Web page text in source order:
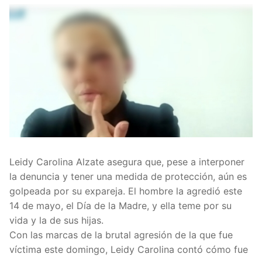
Leidy Carolina Alzate asegura que, pese a interponer
la denuncia y tener una medida de protección, aún es
golpeada por su expareja. El hombre la agredió este
14 de mayo, el Día de la Madre, y ella teme por su
vida y la de sus hijas.
Con las marcas de la brutal agresión de la que fue
víctima este domingo, Leidy Carolina contó cómo fue